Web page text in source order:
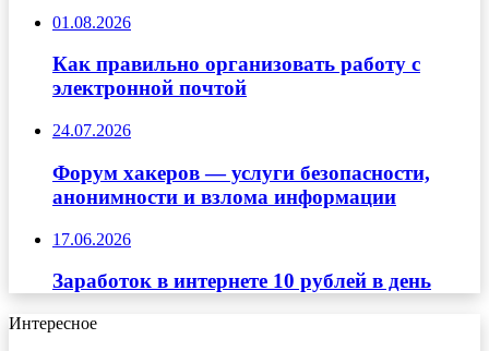
01.08.2026
Как правильно организовать работу с
электронной почтой
24.07.2026
Форум хакеров — услуги безопасности,
анонимности и взлома информации
17.06.2026
Заработок в интернете 10 рублей в день
Интересное